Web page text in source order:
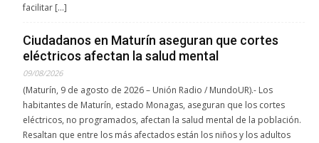
facilitar […]
Ciudadanos en Maturín aseguran que cortes
eléctricos afectan la salud mental
09/08/2026
(Maturín, 9 de agosto de 2026 – Unión Radio / MundoUR).- Los
habitantes de Maturín, estado Monagas, aseguran que los cortes
eléctricos, no programados, afectan la salud mental de la población.
Resaltan que entre los más afectados están los niños y los adultos